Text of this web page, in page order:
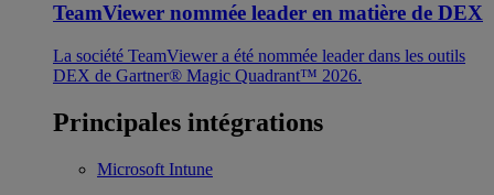
TeamViewer nommée leader en matière de DEX
La société TeamViewer a été nommée leader dans les outils
DEX de Gartner® Magic Quadrant™ 2026.
Principales intégrations
Microsoft Intune